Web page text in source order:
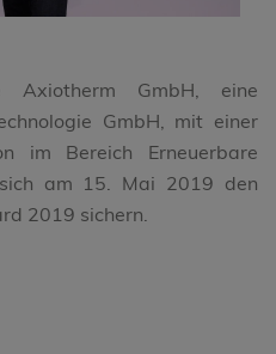
GmbH, eine
GmbH, mit einer
im Bereich Erneuerbare
am 15. Mai 2019 den
2019 sichern.